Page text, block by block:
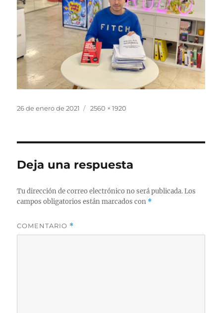
Publicado
26 de enero de 2021
Tamaño
2560 × 1920
Deja una respuesta
Tu dirección de correo electrónico no será publicada. Los
campos obligatorios están marcados con *
COMENTARIO *